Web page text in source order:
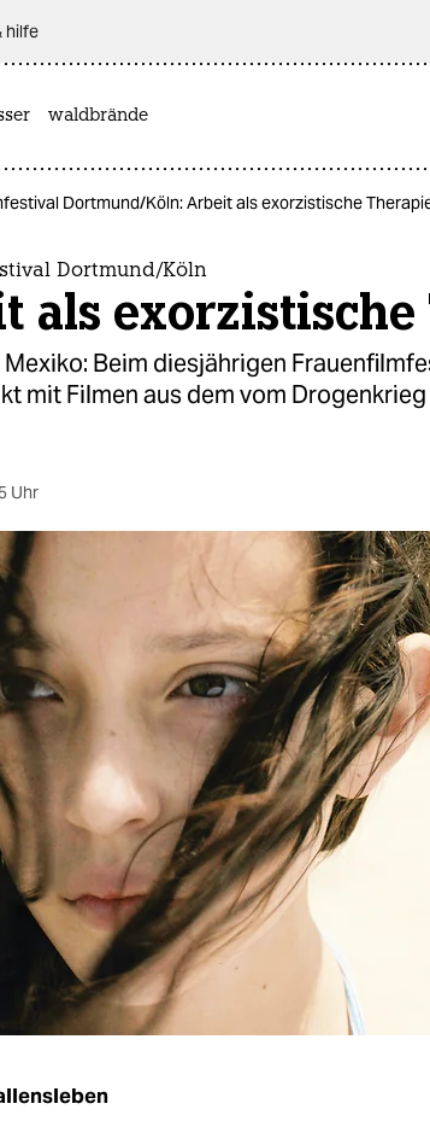
hilfe
waldbrände
Dortmund/Köln: Arbeit als exorzistische
Dortmund/Köln
als
Beim diesjährigen
mit Filmen aus dem vom
Uhr